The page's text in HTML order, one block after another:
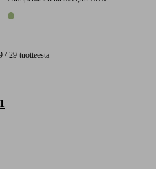
1 väri
/ 29 tuotteesta
1